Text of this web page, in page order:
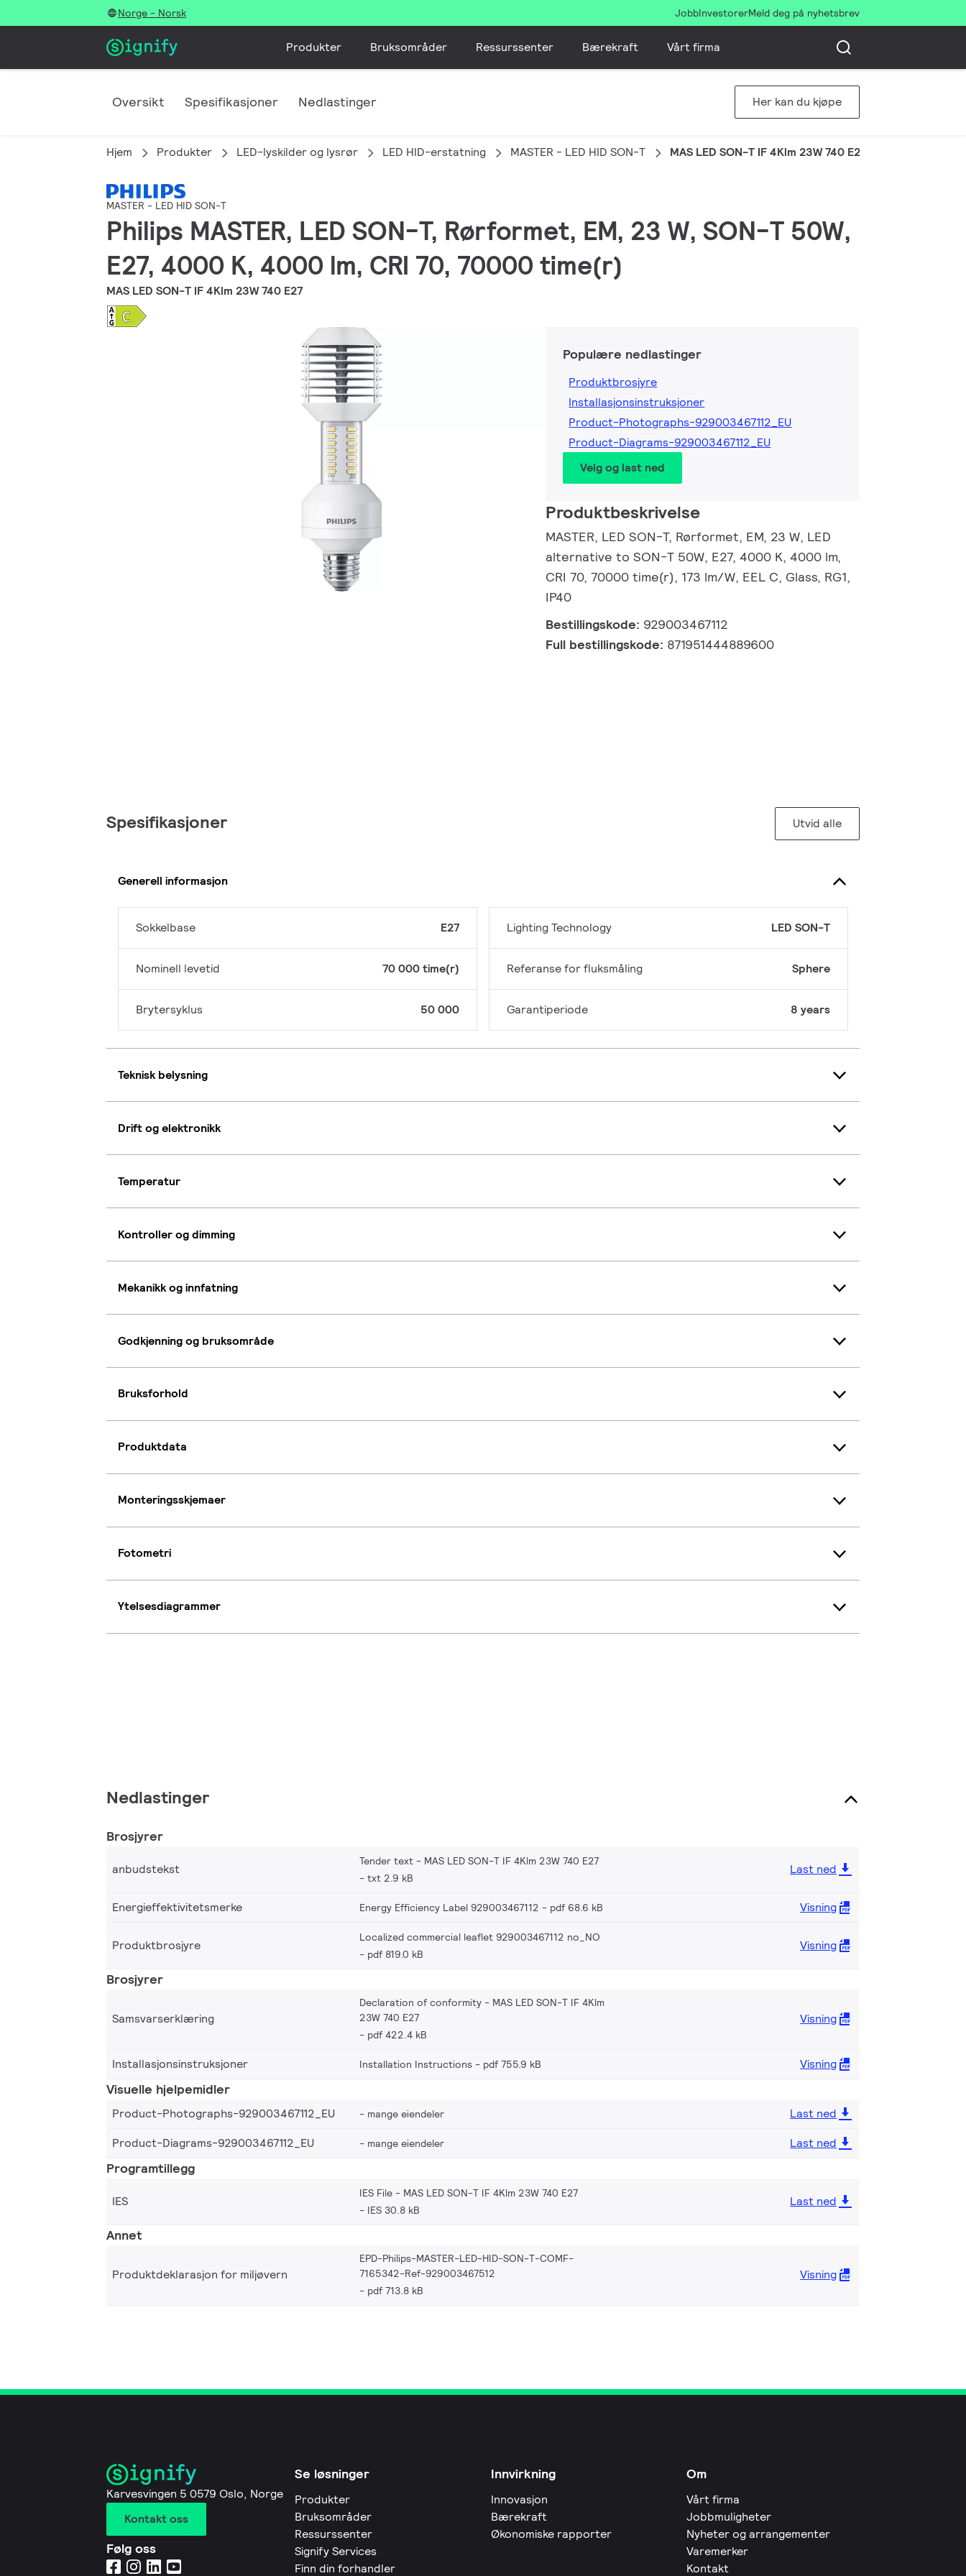
Norge - Norsk JobbInvestorerMeld deg på nyhetsbrev
Produkter Bruksområder Ressurssenter Bærekraft Vårt firma
Oversikt Spesifikasjoner Nedlastinger Her kan du kjøpe
Hjem Produkter LED-lyskilder og lysrør LED HID-erstatning MASTER - LED HID SON-T MAS LED SON-T IF 4Klm 23W 740 E27
MASTER - LED HID SON-T
Philips MASTER, LED SON-T, Rørformet, EM, 23 W, SON-T 50W,
E27, 4000 K, 4000 lm, CRI 70, 70000 time(r)
MAS LED SON-T IF 4Klm 23W 740 E27
Populære nedlastinger
Produktbrosjyre
Installasjonsinstruksjoner
Product-Photographs-929003467112_EU
Product-Diagrams-929003467112_EU
Velg og last ned
Produktbeskrivelse
MASTER, LED SON-T, Rørformet, EM, 23 W, LED
alternative to SON-T 50W, E27, 4000 K, 4000 lm,
CRI 70, 70000 time(r), 173 lm/W, EEL C, Glass, RG1,
IP40
Bestillingskode: 929003467112
Full bestillingskode: 871951444889600
Spesifikasjoner Utvid alle
Generell informasjon
Sokkelbase E27
Nominell levetid 70 000 time(r)
Brytersyklus 50 000
Lighting Technology LED SON-T
Referanse for fluksmåling Sphere
Garantiperiode 8 years
Teknisk belysning
Drift og elektronikk
Temperatur
Kontroller og dimming
Mekanikk og innfatning
Godkjenning og bruksområde
Bruksforhold
Produktdata
Monteringsskjemaer
Fotometri
Ytelsesdiagrammer
Nedlastinger
Brosjyrer
anbudstekst
Tender text - MAS LED SON-T IF 4Klm 23W 740 E27
txt 2.9 kB
Last ned
Energieffektivitetsmerke Energy Efficiency Label 929003467112 pdf 68.6 kB Visning
Produktbrosjyre
Localized commercial leaflet 929003467112 no_NO
pdf 819.0 kB
Visning
Brosjyrer
Samsvarserklæring
Declaration of conformity - MAS LED SON-T IF 4Klm
23W 740 E27
pdf 422.4 kB
Visning
Installasjonsinstruksjoner Installation Instructions pdf 755.9 kB Visning
Visuelle hjelpemidler
Product-Photographs-929003467112_EU mange eiendeler
Last ned
Product-Diagrams-929003467112_EU
mange eiendeler Last ned
Programtillegg
IES
IES File - MAS LED SON-T IF 4Klm 23W 740 E27
IES 30.8 kB
Last ned
Annet
Produktdeklarasjon for miljøvern
EPD-Philips-MASTER-LED-HID-SON-T-COMF-
7165342-Ref-929003467512
pdf 713.8 kB
Visning
Karvesvingen 5 0579 Oslo, Norge
Kontakt oss
Følg oss
Se løsninger
Produkter
Bruksområder
Ressurssenter
Signify Services
Finn din forhandler
Innvirkning
Innovasjon
Bærekraft
Økonomiske rapporter
Om
Vårt firma
Jobbmuligheter
Nyheter og arrangementer
Varemerker
Kontakt